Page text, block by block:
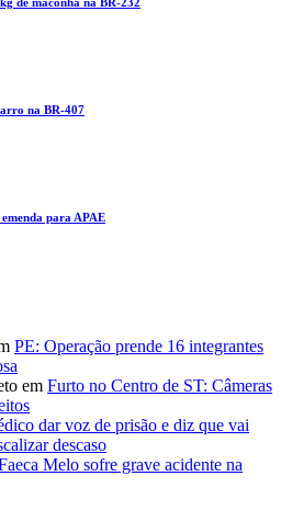
na BR-407
para APAE
PE: Operação prende 16 integrantes
em Furto no Centro de ST: Câmeras
dar voz de prisão e diz que vai
descaso
Melo sofre grave acidente na